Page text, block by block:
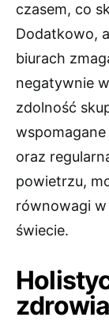
czasem, co
Dodatkowo,
biurach
negatywnie
zdolność
oraz
powietrzu,
równowagi
świecie.